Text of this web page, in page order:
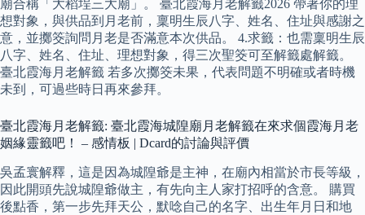
廟合稱「大稻埕三大廟」。 臺北霞海月老解籤2026 帶著你的理
想對象，與供品到月老前，稟明生辰八字、姓名、住址與感謝之
意，並擲筊詢問月老是否滿意本次供品。 4.求籤：也需稟明生辰
八字、姓名、住址、理想對象，得三次聖筊可至解籤處解籤。
臺北霞海月老解籤 若多次擲筊未果，代表問題不明確或者時機
未到，可過些時日再來參拜。
臺北霞海月老解籤: 臺北霞海城隍廟月老解籤在來求個霞海月老
姻緣靈籤吧！ – 感情板 | Dcard的討論與評價
吳孟寰解釋，這是因為城隍爺是主神，在廟內相當於市長等級，
因此開頭先說城隍爺做主，有先向主人家打招呼的含意。 購買
後點香，第一步先拜天公，默唸自己的名字、出生年月日和地